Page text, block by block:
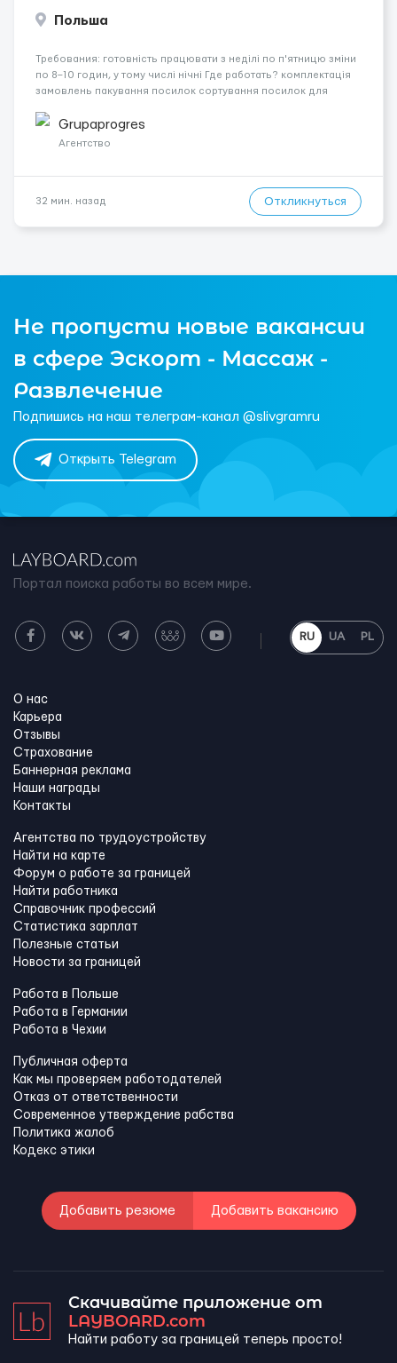
Польша
Требования: готовність працювати з неділі по п'ятницю зміни
по 8–10 годин, у тому числі нічні Где работать? комплектація
замовлень пакування посилок сортування посилок для
работы: договір доручення (umow...
Grupaprogres
Агентство
32 мин. назад Откликнуться
Не пропусти новые вакансии
в сфере Эскорт - Массаж -
Развлечение
Подпишись на наш телеграм-канал @slivgramru
Открыть Telegram
Портал поиска работы во всем мире.
RU UA PL
О нас
Карьера
Отзывы
Страхование
Баннерная реклама
Наши награды
Контакты
Агентства по трудоустройству
Найти на карте
Форум о работе за границей
Найти работника
Справочник профессий
Статистика зарплат
Полезные статьи
Новости за границей
Работа в Польше
Работа в Германии
Работа в Чехии
Публичная оферта
Как мы проверяем работодателей
Отказ от ответственности
Современное утверждение рабства
Политика жалоб
Кодекс этики
Добавить резюме Добавить вакансию
Скачивайте приложение от
LAYBOARD.com
Найти работу за границей теперь просто!